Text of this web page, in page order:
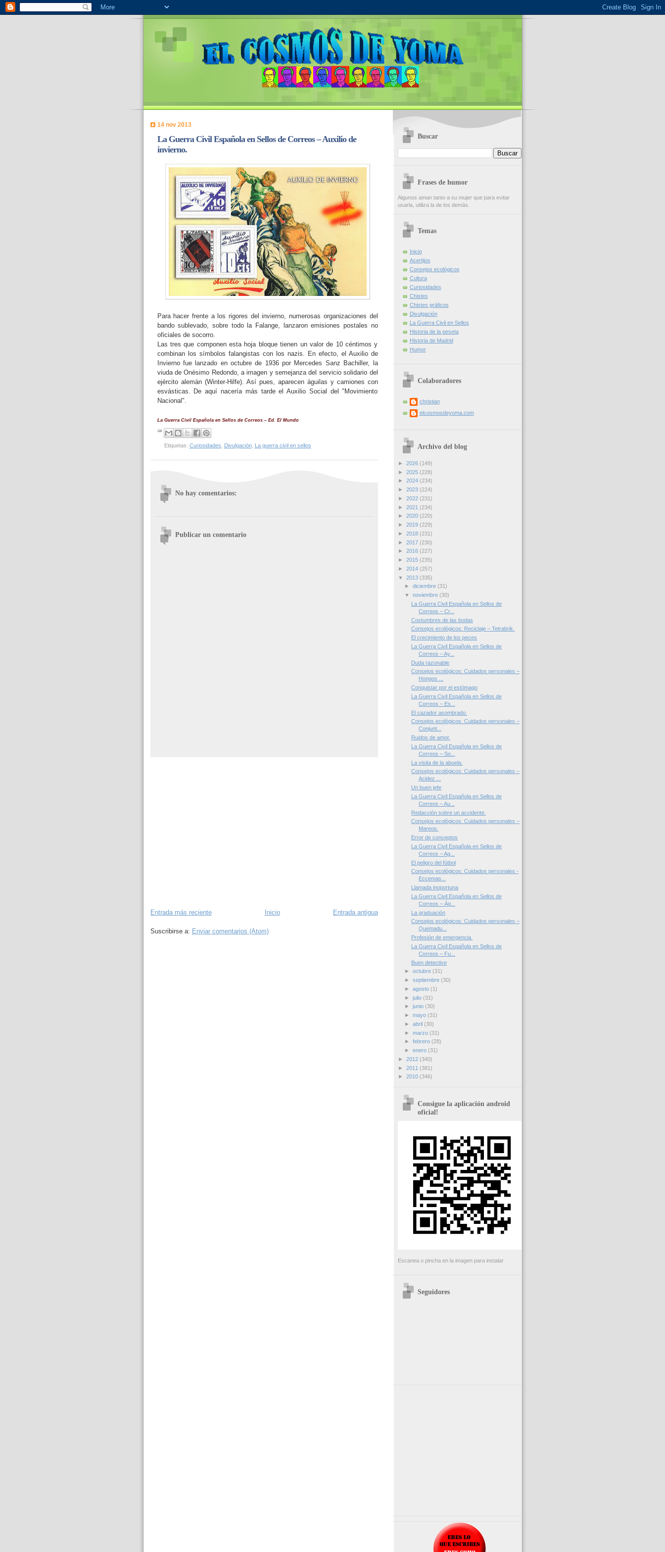
14 nov 2013
La Guerra Civil Española en Sellos de Correos – Auxilio de
invierno.
Para hacer frente a los rigores del invierno, numerosas organizaciones del
bando sublevado, sobre todo la Falange, lanzaron emisiones postales no
oficiales de socorro.
Las tres que componen esta hoja bloque tienen un valor de 10 céntimos y
combinan los símbolos falangistas con los nazis. En efecto, el Auxilio de
Invierno fue lanzado en octubre de 1936 por Mercedes Sanz Bachiller, la
viuda de Onésimo Redondo, a imagen y semejanza del servicio solidario del
ejército alemán (Winter-Hilfe). Así pues, aparecen águilas y camiones con
esvásticas. De aquí nacería más tarde el Auxilio Social del "Movimiento
Nacional".
La Guerra Civil Española en Sellos de Correos – Ed. El Mundo
Etiquetas: Curiosidades Divulgación, La guerra civil en sellos
No hay comentarios:
Publicar un comentario
Entrada más reciente Entrada antigua
Inicio
Suscribirse a: Enviar comentarios (Atom)
Buscar
Frases de humor
Algunos aman tanto a su mujer que para evitar
usarla, utiliza la de los demás.
Temas
Inicio
Acertijos
Consejos ecológicos
Cultura
Curiosidades
Chistes
Chistes gráficos
Divulgación
La Guerra Civil en Sellos
Historia de la peseta
Historia de Madrid
Humor
Colaboradores
christian
elcosmosdeyoma.com
Archivo del blog
► 2026 (149)
► 2025 (228)
► 2024 (234)
► 2023 (224)
► 2022 (231)
► 2021 (234)
► 2020 (220)
► 2019 (229)
► 2018 (231)
► 2017 (230)
► 2016 (227)
► 2015 (235)
► 2014 (257)
▼ 2013 (335)
► diciembre (31)
▼ noviembre (30)
La Guerra Civil Española en Sellos de
Correos – Cr...
Costumbres de las bodas
Consejos ecológicos: Reciclaje – Tetrabrik.
El crecimiento de los peces
La Guerra Civil Española en Sellos de
Correos – Ay...
Duda razonable
Consejos ecológicos: Cuidados personales –
Hongos ...
Conquistar por el estómago
La Guerra Civil Española en Sellos de
Correos – Es...
El cazador asombrado.
Consejos ecológicos: Cuidados personales –
Conjunt...
Ruidos de amor.
La Guerra Civil Española en Sellos de
Correos – So...
La visita de la abuela.
Consejos ecológicos: Cuidados personales –
Acidez ...
Un buen jefe
La Guerra Civil Española en Sellos de
Correos – Au...
Redacción sobre un accidente.
Consejos ecológicos: Cuidados personales –
Mareos.
Error de conceptos
La Guerra Civil Española en Sellos de
Correos – Ag...
El peligro del fútbol
Consejos ecológicos: Cuidados personales -
Eccemas...
Llamada inoportuna
La Guerra Civil Española en Sellos de
Correos – Ág...
La graduación
Consejos ecológicos: Cuidados personales –
Quemadu...
Profesión de emergencia.
La Guerra Civil Española en Sellos de
Correos – Fu...
Buen detective
► octubre (31)
► septiembre (30)
► agosto (1)
► julio (31)
► junio (30)
► mayo (31)
► abril (30)
► marzo (31)
► febrero (28)
► enero (31)
► 2012 (340)
► 2011 (381)
► 2010 (346)
Consigue la aplicación android
oficial!
Escanea o pincha en la imagen para instalar
Seguidores